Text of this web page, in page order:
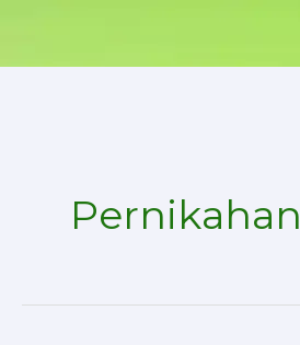
content
Pernikahan